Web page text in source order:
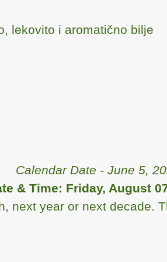
Calendar Date - June 5,
& Time: Friday, August
next year or next decade.